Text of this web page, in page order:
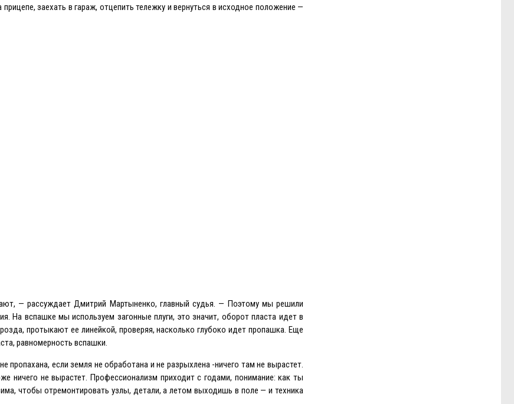
заехать в гараж, отцепить тележку и вернуться в исходное положение —
— рассуждает Дмитрий Мартыненко, главный судья. — Поэтому мы решили
На вспашке мы используем загонные плуги, это значит, оборот пласта идет в
протыкают ее линейкой, проверяя, насколько глубоко идет пропашка. Eще
равномерность вспашки.
пропахана, если земля не обработана и не разрыхлена -ничего там не вырастет.
ничего не вырастет. Профессионализм приходит с годами, понимание: как ты
чтобы отремонтировать узлы, детали, а летом выходишь в поле — и техника